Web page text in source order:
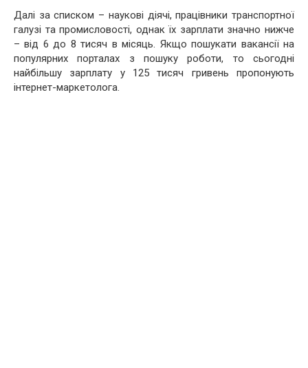
Далі за списком – наукові діячі, працівники транспортної
галузі та промисловості, однак їх зарплати значно нижче
– від 6 до 8 тисяч в місяць. Якщо пошукати вакансії на
популярних порталах з пошуку роботи, то сьогодні
найбільшу зарплату у 125 тисяч гривень пропонують
інтернет-маркетолога.